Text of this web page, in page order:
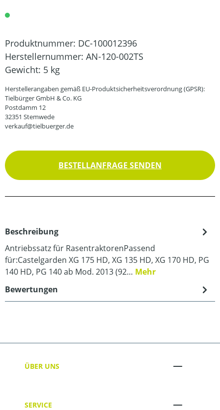
Produktnummer: DC-100012396
Herstellernummer: AN-120-002TS
Gewicht: 5 kg
Herstellerangaben gemäß EU-Produktsicherheitsverordnung (GPSR):
Tielbürger GmbH & Co. KG
Postdamm 12
32351 Stemwede
verkauf@tielbuerger.de
BESTELLANFRAGE SENDEN
Beschreibung
Antriebssatz für RasentraktorenPassend
für:Castelgarden XG 175 HD, XG 135 HD, XG 170 HD, PG
140 HD, PG 140 ab Mod. 2013 (92… Mehr
Bewertungen
ÜBER UNS
SERVICE